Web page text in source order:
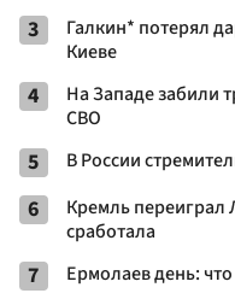
3
Галкин* потерял
Киеве
4
На Западе забили
СВО
5 В России
6
Кремль переиграл
сработала
7 Ермолаев день: